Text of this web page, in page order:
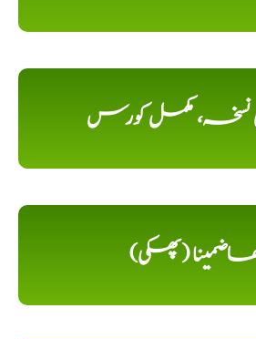
نسخہ، مکمل کورس
ھاضمینا (پھکی)